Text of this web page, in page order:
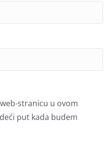
stranicu u ovom
put kada budem